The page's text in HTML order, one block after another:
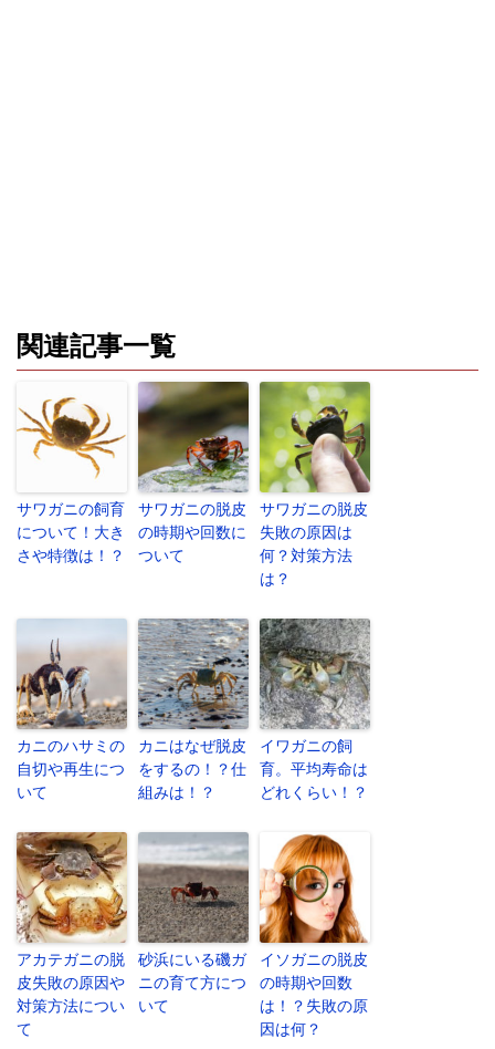
関連記事一覧
サワガニの飼育
について！大き
さや特徴は！？
サワガニの脱皮
の時期や回数に
ついて
サワガニの脱皮
失敗の原因は
何？対策方法
は？
カニのハサミの
自切や再生につ
いて
カニはなぜ脱皮
をするの！？仕
組みは！？
イワガニの飼
育。平均寿命は
どれくらい！？
アカテガニの脱
皮失敗の原因や
対策方法につい
て
砂浜にいる磯ガ
ニの育て方につ
いて
イソガニの脱皮
の時期や回数
は！？失敗の原
因は何？